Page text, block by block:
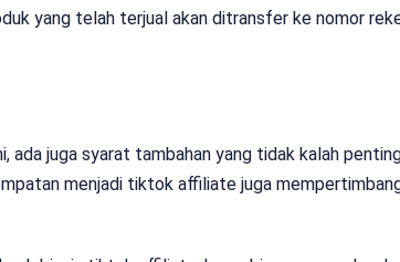
yang telah terjual akan ditransfer ke nomor
ada juga syarat tambahan yang tidak kalah
menjadi tiktok affiliate juga